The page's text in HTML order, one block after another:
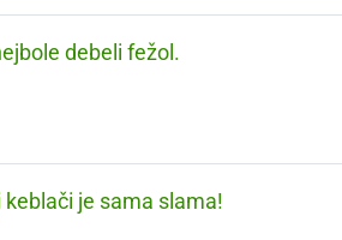
debeli fežol.
je sama slama!